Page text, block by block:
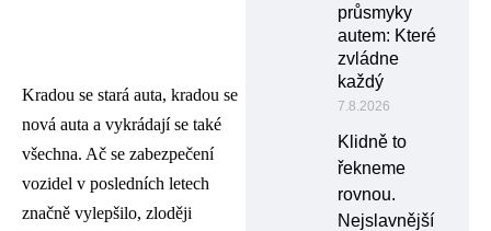
Kradou se stará auta, kradou se
nová auta a vykrádají se také
všechna. Ač se zabezpečení
vozidel v posledních letech
značně vylepšilo, zloději
průsmyky
autem: Které
zvládne
každý
7.8.2026
Klidně to
řekneme
rovnou.
Nejslavnější